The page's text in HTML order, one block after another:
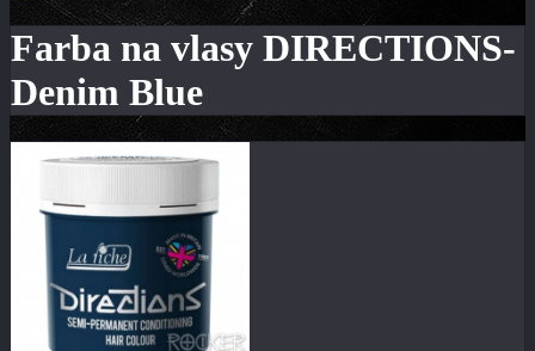
Farba na vlasy DIRECTIONS-
Denim Blue